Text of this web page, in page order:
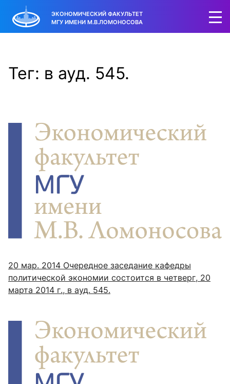
ЭКОНОМИЧЕСКИЙ ФАКУЛЬТЕТ
МГУ ИМЕНИ М.В.ЛОМОНОСОВА
Тег: в ауд. 545.
20 мар. 2014 Очередное заседание кафедры
политической экономии состоится в четверг, 20
марта 2014 г., в ауд. 545.